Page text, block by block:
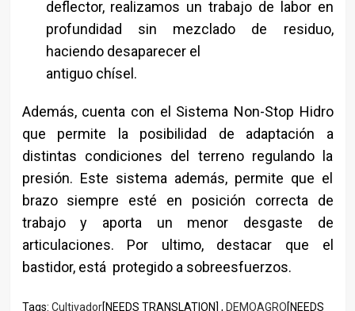
deflector, realizamos un trabajo de labor en
profundidad sin mezclado de residuo,
haciendo desaparecer el
antiguo chísel.
Además, cuenta con el Sistema Non-Stop Hidro
que permite la posibilidad de adaptación a
distintas condiciones del terreno regulando la
presión. Este sistema además, permite que el
brazo siempre esté en posición correcta de
trabajo y aporta un menor desgaste de
articulaciones. Por ultimo, destacar que el
bastidor, está protegido a sobreesfuerzos.
Tags: Cultivador[NEEDS TRANSLATION] , DEMOAGRO[NEEDS